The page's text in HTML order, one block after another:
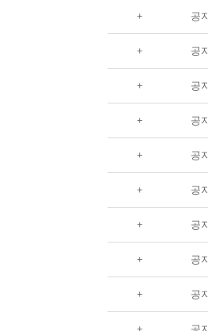
+ 공
+ 공
+ 공
+ 공
+ 공
+ 공
+ 공
+ 공
+ 공